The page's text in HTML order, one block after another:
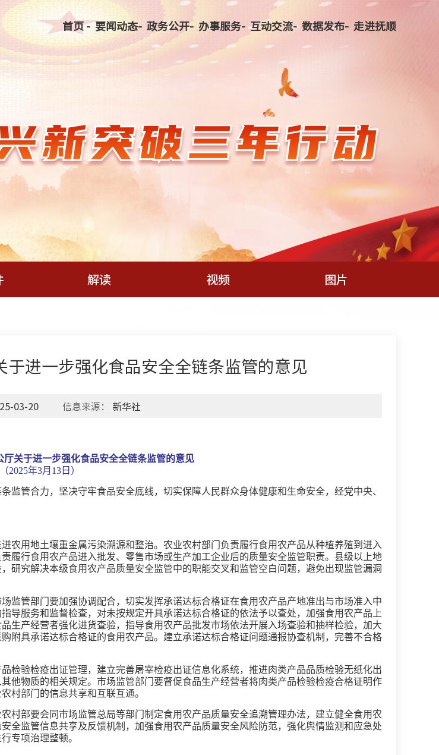
首页 -要闻动态- 政务公开- 办事服务-互动交流-数据发布- 走进抚顺
解读 视频 图片
进一步强化食品安全全链条监管的意见
03-20 信息来源： 新华社
关于进一步强化食品安全全链条监管的意见
（2025年3月13日）
监管合力，坚决守牢食品安全底线，切实保障人民群众身体健康和生命安全，经党中央、
农用地土壤重金属污染溯源和整治。农业农村部门负责履行食用农产品从种植养殖到进入
履行食用农产品进入批发、零售市场或生产加工企业后的质量安全监管职责。县级以上地
研究解决本级食用农产品质量安全监管中的职能交叉和监管空白问题，避免出现监管漏洞
监管部门要加强协调配合，切实发挥承诺达标合格证在食用农产品产地准出与市场准入中
导服务和监督检查，对未按规定开具承诺达标合格证的依法予以查处，加强食用农产品上
生产经营者强化进货查验，指导食用农产品批发市场依法开展入场查验和抽样检验，加大
附具承诺达标合格证的食用农产品。建立承诺达标合格证问题通报协查机制，完善不合格
检验检疫出证管理，建立完善屠宰检疫出证信息化系统，推进肉类产品品质检验无纸化出
他物质的相关规定。市场监管部门要督促食品生产经营者将肉类产品检验检疫合格证明作
村部门的信息共享和互联互通。
村部要会同市场监管总局等部门制定食用农产品质量安全追溯管理办法，建立健全食用农
全监管信息共享及反馈机制，加强食用农产品质量安全风险防范，强化舆情监测和应急处
专项治理整顿。